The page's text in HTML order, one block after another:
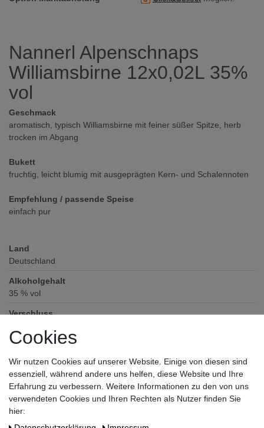
Nannerl Alpenschnaps
Williamsbirne 12x0,02L 35%
vol
Geschmack
aromatisch, typisch Williamsbirne mit feiner süßer Spitze, herb
trocken im Abgang
Bukett
fruchtig, leicht blumig mit ausgeprägten Kern- und Schalennoten
Empfehlung / passende Speise
einfach pur
Land
Deutschland
Alkoholgehalt
35 % vol
Verschluss
Zutaten / Allergene
keine deklarationspflichtigen Allergene und Zusatzstoffe enthalten
Hersteller / Importeur
Waldemar Behn GmbH, Kadekerweg 2, 24340 Eckernförde
Cookies
Wir nutzen Cookies auf unserer Website. Einige von diesen sind
essenziell, während andere uns helfen, diese Website und Ihre
Erfahrung zu verbessern. Weitere Informationen zu den von uns
verwendeten Cookies und Ihren Rechten als Nutzer finden Sie
hier: